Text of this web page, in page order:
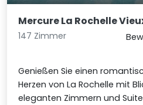
Mercure La Rochelle
147 Zimmer
Genießen Sie einen
Herzen von La Rochelle mit
eleganten Zimmern und